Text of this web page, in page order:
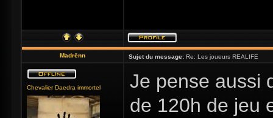
Madrënn Sujet du message: Re: Les joueurs REALIFE
Chevalier Daedra immortel
Je pense aussi
de 120h de jeu